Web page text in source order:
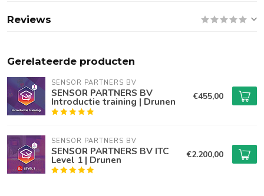
Reviews
Gerelateerde producten
SENSOR PARTNERS BV
SENSOR PARTNERS BV
Introductie training | Drunen €455,00
SENSOR PARTNERS BV
SENSOR PARTNERS BV ITC
Level 1 | Drunen €2.200,00